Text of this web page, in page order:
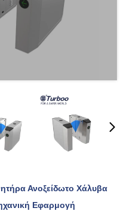
Ανοξείδωτο Χάλυβα
Εφαρμογή